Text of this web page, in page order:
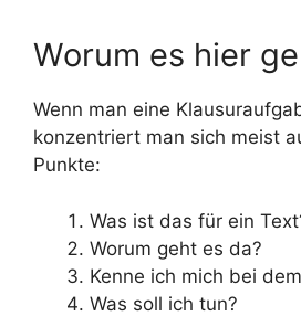
Worum es hier
Wenn man eine
konzentriert man sich meist
Punkte:
Was ist das für ein
Worum geht es da?
Kenne ich mich bei
Was soll ich tun?